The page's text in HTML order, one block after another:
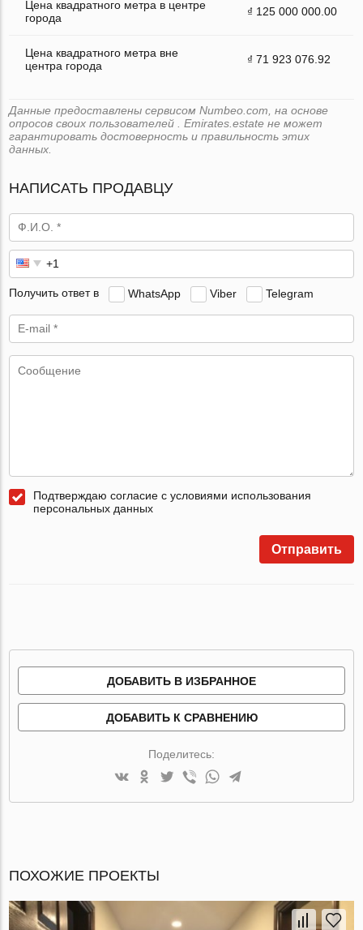
Цена квадратного метра в центре
города
₫ 125 000 000.00
Цена квадратного метра вне
центра города
₫ 71 923 076.92
Данные предоставлены сервисом Numbeo.com, на основе
опросов своих пользователей . Emirates.estate не может
гарантировать достоверность и правильность этих
данных.
НАПИСАТЬ ПРОДАВЦУ
Получить ответ в WhatsApp Viber Telegram
Подтверждаю согласие с условиями использования
персональных данных
Отправить
ДОБАВИТЬ В ИЗБРАННОЕ
ДОБАВИТЬ К СРАВНЕНИЮ
Поделитесь:
ПОХОЖИЕ ПРОЕКТЫ